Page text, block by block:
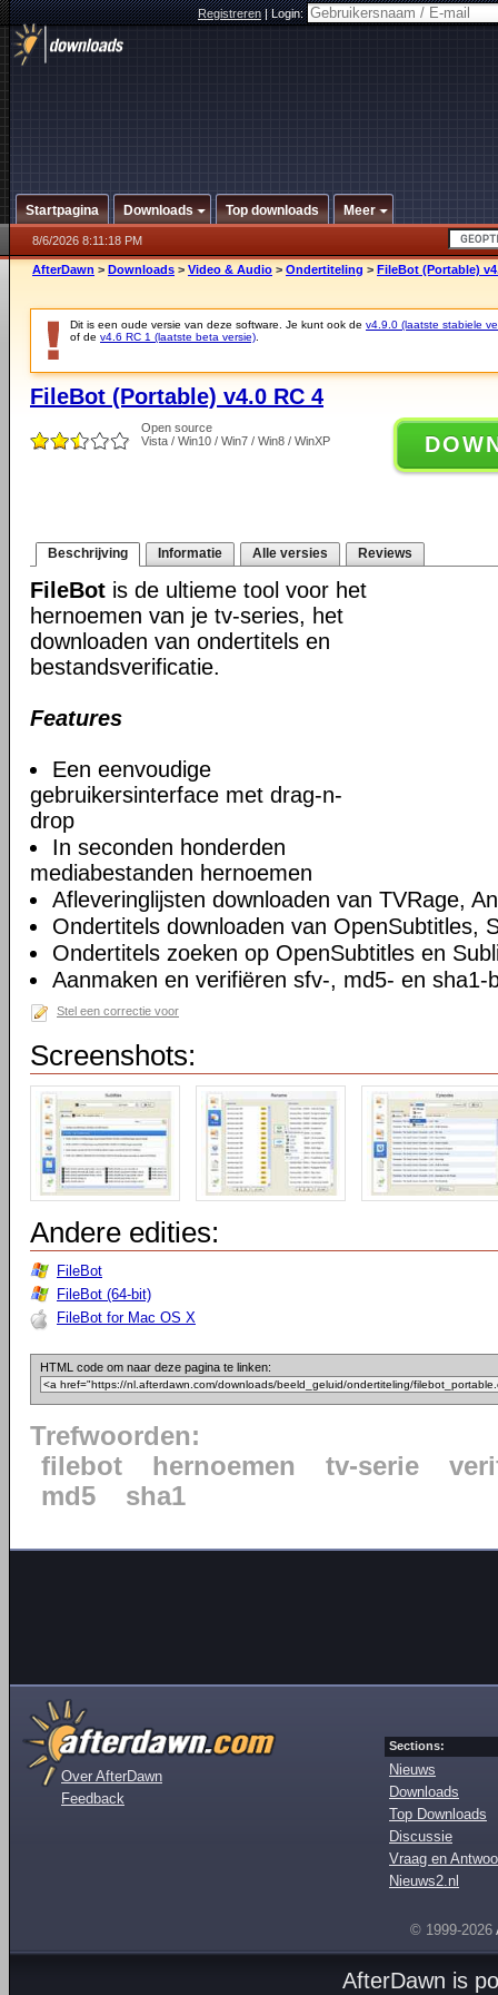
Registreren|Login:
Startpagina Downloads Top downloads Meer
8/6/2026 8:11:18 PM
AfterDawn > Downloads > Video & Audio > Ondertiteling > FileBot (Portable)
Dit is een oude versie van deze software. Je kunt ook de v4.9.0 (laatste stabiele
of de v4.6 RC 1 (laatste beta versie)
FileBot (Portable) v4.0 RC 4
Open source
Vista / Win10 / Win7 / Win8 / WinXP
Beschrijving Informatie Alle versies Reviews
FileBot is de ultieme tool voor het
hernoemen van je tv-series, het
downloaden van ondertitels en
bestandsverificatie.
Features
Een eenvoudige
gebruikersinterface met drag-n-
drop
In seconden honderden
mediabestanden hernoemen
Afleveringlijsten downloaden van TVRage,
Ondertitels downloaden van OpenSubtitles,
Ondertitels zoeken op OpenSubtitles en
Aanmaken en verifiëren sfv-, md5- en sha1-
Stel een correctie voor
Screenshots:
Andere edities:
FileBot
FileBot (64-bit)
FileBot for Mac OS X
HTML code om naar deze pagina te linken:
Trefwoorden:
filebot
hernoemen tv-serie
md5
sha1
Over AfterDawn
Feedback
Sections:
Nieuws
Downloads
Top Downloads
Discussie
Vraag en
Nieuws2.nl
© 1999-2026
AfterDawn is